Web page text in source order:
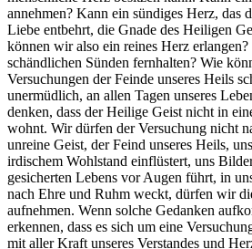
annehmen? Kann ein sündiges Herz, das
Liebe entbehrt, die Gnade des Heiligen
können wir also ein reines Herz
schändlichen Sünden fernhalten? Wie
Versuchungen der Feinde unseres Heils
unermüdlich, an allen Tagen unseres
denken, dass der Heilige Geist nicht in
wohnt. Wir dürfen der Versuchung nicht
unreine Geist, der Feind unseres Heils,
irdischem Wohlstand einflüstert, uns
gesicherten Lebens vor Augen führt, in
nach Ehre und Ruhm weckt, dürfen wir
aufnehmen. Wenn solche Gedanken
erkennen, dass es sich um eine
mit aller Kraft unseres Verstandes und